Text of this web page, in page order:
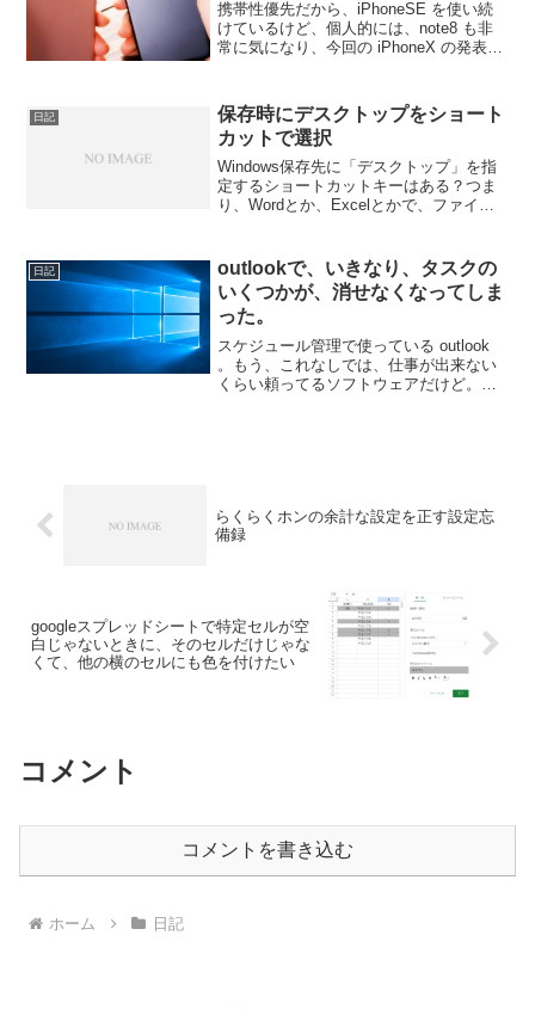
携帯性優先だから、iPhoneSE を使い続
けているけど、個人的には、note8 も非
常に気になり、今回の iPhoneX の発表を
電のqi対応のワイヤレス充電。。。そ...
日記
保存時にデスクトップをショート
カットで選択
Windows保存先に「デスクトップ」を指
定するショートカットキーはある？つま
り、Wordとか、Excelとかで、ファイル
意外と、名前を付けて保存するときに画
面で、デス...
日記
outlookで、いきなり、タスクの
いくつかが、消せなくなってしま
った。
スケジュール管理で使っている outlook
。もう、これなしでは、仕事が出来ない
くらい頼ってるソフトウェアだけど。タ
らくらくホンの余計な設定を正す設定忘
備録
googleスプレッドシートで特定セルが空
白じゃないときに、そのセルだけじゃな
くて、他の横のセルにも色を付けたい
コメント
コメントを書き込む
ホーム 日記